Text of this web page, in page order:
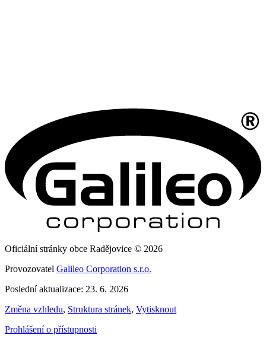
Oficiální stránky obce Radějovice © 2026
Provozovatel Galileo Corporation s.r.o.
Poslední aktualizace: 23. 6. 2026
Změna vzhledu, Struktura stránek, Vytisknout
Prohlášení o přístupnosti